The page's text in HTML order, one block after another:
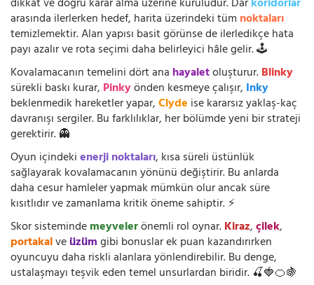
arasında ilerlerken hedef, harita üzerindeki tüm noktaları
temizlemektir. Alan yapısı basit görünse de ilerledikçe hata
payı azalır ve rota seçimi daha belirleyici hâle gelir. 🕹️
Kovalamacanın temelini dört ana hayaletoluşturur.Blinky
sürekli baskı kurar, Pinkyönden kesmeye çalışır, Inky
beklenmedik hareketler yapar,Clyde ise kararsız yaklaş-kaç
davranışı sergiler. Bu farklılıklar, her bölümde yeni bir strateji
gerektirir. 👻
Oyun içindekienerji noktaları, kısa süreli üstünlük
sağlayarak kovalamacanın yönünü değiştirir. Bu anlarda
daha cesur hamleler yapmak mümkün olur ancak süre
kısıtlıdır ve zamanlama kritik öneme sahiptir. ⚡
Skor sistemindemeyvelerönemli rol oynar.Kiraz,çilek,
portakalveüzümgibi bonuslar ek puan kazandırırken
oyuncuyu daha riskli alanlara yönlendirebilir. Bu denge,
ustalaşmayı teşvik eden temel unsurlardan biridir. 🍒🍓🍊🍇